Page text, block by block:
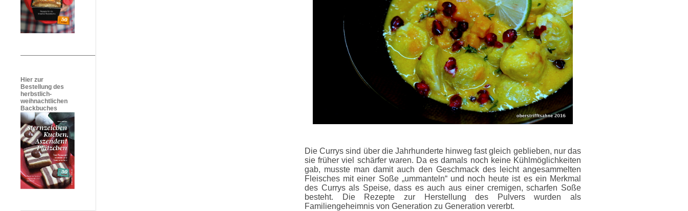
Die Currys sind über die Jahrhunderte hinweg fast gleich geblieben, nur das
sie früher viel schärfer waren. Da es damals noch keine Kühlmöglichkeiten
gab, musste man damit auch den Geschmack des leicht angesammelten
Fleisches mit einer Soße „ummanteln“ und noch heute ist es ein Merkmal
des Currys als Speise, dass es auch aus einer cremigen, scharfen Soße
besteht. Die Rezepte zur Herstellung des Pulvers wurden als
Familiengeheimnis von Generation zu Generation vererbt.
Hier zur
Bestellung des
herbstlich-
weihnachtlichen
Backbuches